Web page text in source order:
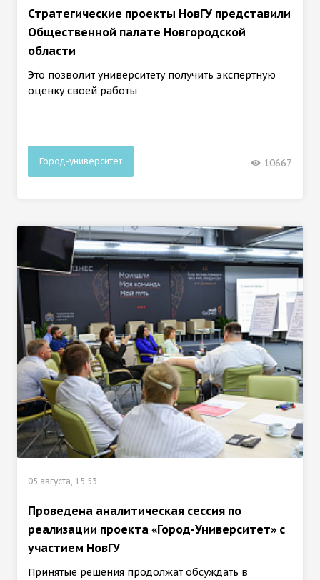
Стратегические проекты НовГУ представили
Общественной палате Новгородской
области
Это позволит университету получить экспертную
оценку своей работы
Город-университет 10667
05 августа, 15:53
Проведена аналитическая сессия по
реализации проекта «Город-Университет» с
участием НовГУ
Принятые решения продолжат обсуждать в